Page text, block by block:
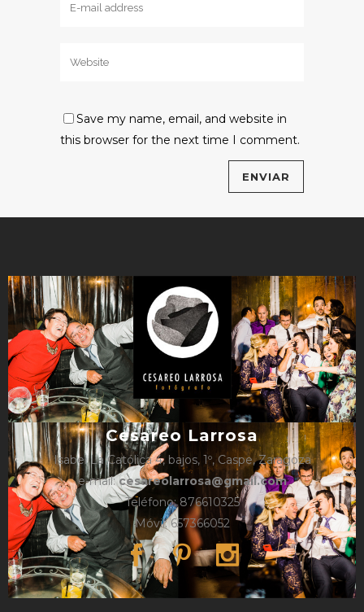
Save my name, email, and website in
this browser for the next time I comment.
Cesareo Larrosa
Isabel La Católica 4, bajos, 1º, Caspe, Zaragoza
e-mail:cesareolarrosa@gmail.com
Teléfono: 876610325
Móvil: 657366052